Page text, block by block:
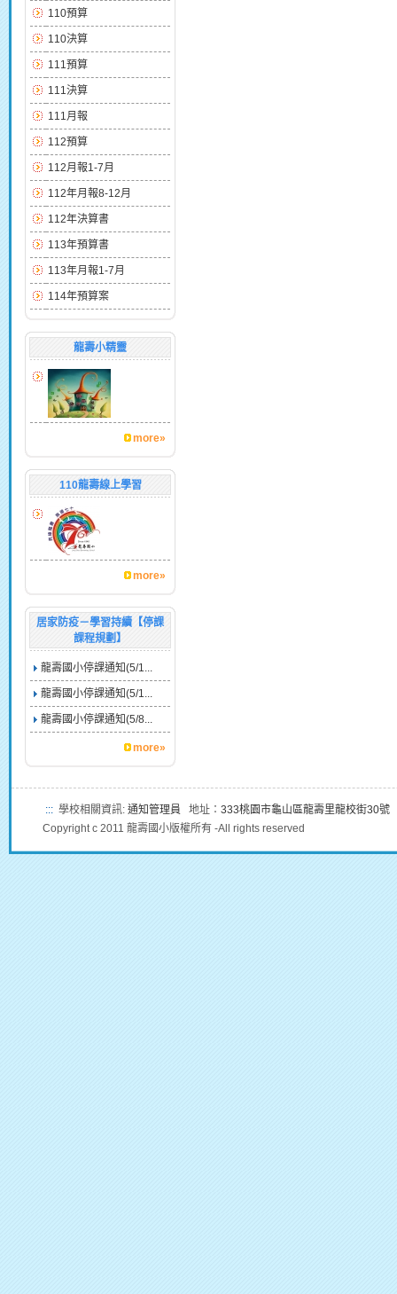
110預算
110決算
111預算
111決算
111月報
112預算
112月報1-7月
112年月報8-12月
112年決算書
113年預算書
113年月報1-7月
114年預算案
龍壽小精靈
more»
110龍壽線上學習
more»
居家防疫－學習持續【停課
課程規劃】
龍壽國小停課通知(5/1...
龍壽國小停課通知(5/1...
龍壽國小停課通知(5/8...
more»
::: 學校相關資訊: 通知管理員 地址： 333桃園市龜山區龍壽里龍校街30號
Copyright c 2011 龍壽國小版權所有 -All rights reserved